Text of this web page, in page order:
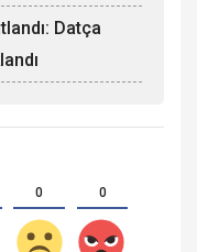
Datça
0 0